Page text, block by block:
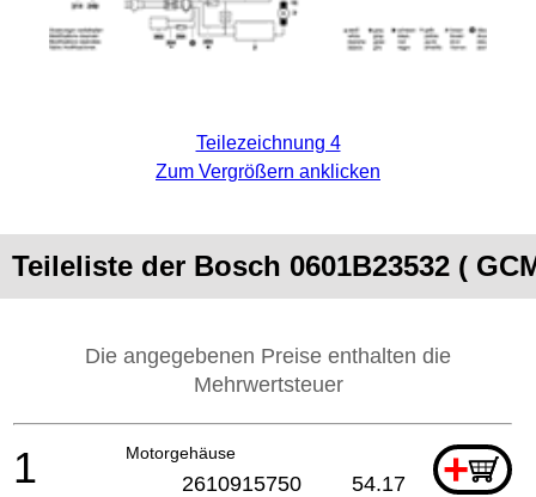
Teilezeichnung 4
Zum Vergrößern anklicken
Teileliste der Bosch 0601B23532 (
Die angegebenen Preise enthalten die
Mehrwertsteuer
Motorgehäuse +
1 2610915750 54.17